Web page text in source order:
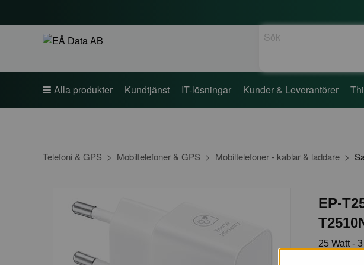
Sök
Alla produkter Kundtjänst IT-lösningar Kunder & Leverantörer
Telefoni & GPS Mobiltelefoner & GPS Mobiltelefoner - kablar & laddare
EP-
25 Watt -